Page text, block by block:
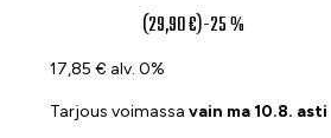
(29,90 €)-25 %
17,85 € alv. 0%
Tarjous voimassavain ma 10.8. asti